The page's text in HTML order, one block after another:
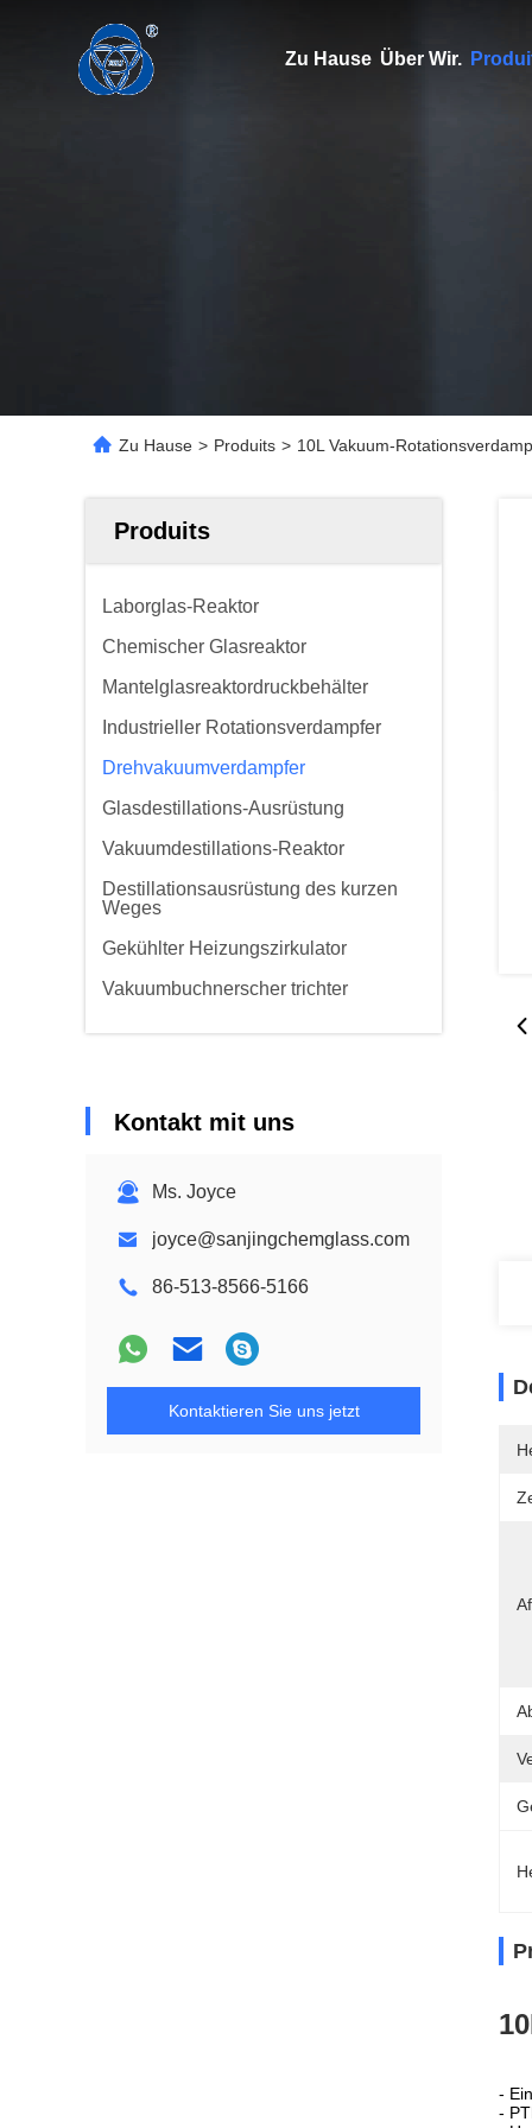
Zu Hause Über Wir.
Zu Hause > Produits > 10L Vakuum-
Produits
Laborglas-Reaktor
Chemischer Glasreaktor
Mantelglasreaktordruckbehälter
Industrieller Rotationsverdampfer
Drehvakuumverdampfer
Glasdestillations-Ausrüstung
Vakuumdestillations-Reaktor
Destillationsausrüstung des kurzen
Weges
Gekühlter Heizungszirkulator
Vakuumbuchnerscher trichter
Kontakt mit uns
Ms. Joyce
joyce@sanjingchemglass.com
86-513-8566-5166
Kontaktieren Sie uns jetzt
-
-